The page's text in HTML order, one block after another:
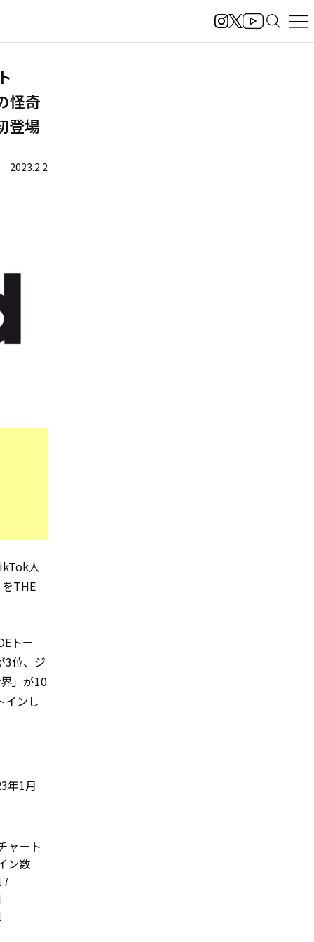
怪奇
登場
2023.2.2
人
THE
トー
3位、ジ
」が10
インし
年1月
ャート
ン数